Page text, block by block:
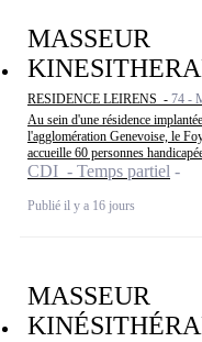
MASSEUR
RESIDENCE LEIRENS - 74 -
Au sein d'une résidence
l'agglomération Genevoise, le
accueille 60 personnes
CDI - Temps partiel
Publié il y a 16 jours
MASSEUR